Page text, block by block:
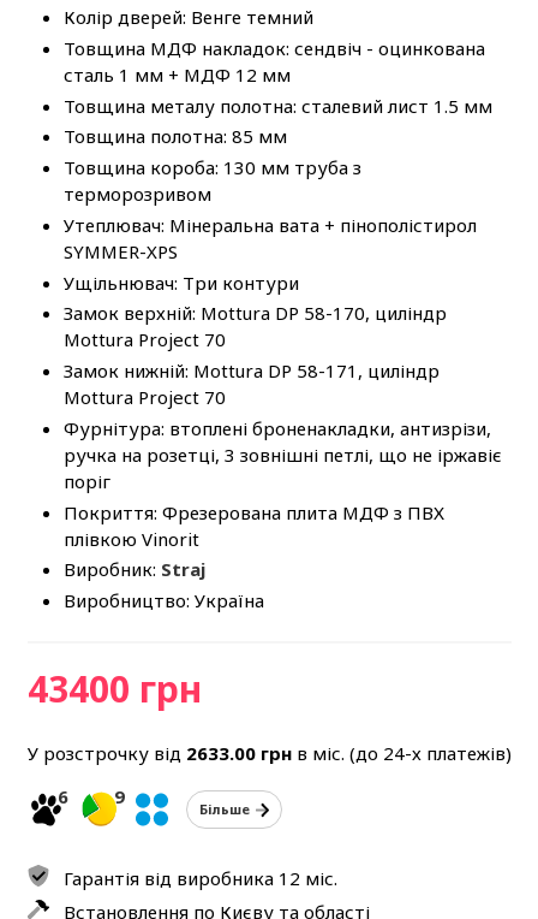
Колір дверей: Венге темний
Товщина МДФ накладок: сендвіч - оцинкована
сталь 1 мм + МДФ 12 мм
Товщина металу полотна: сталевий лист 1.5 мм
Товщина полотна: 85 мм
Товщина короба: 130 мм труба з
терморозривом
Утеплювач: Мінеральна вата + пінополістирол
SYMMER-XPS
Ущільнювач: Три контури
Замок верхній: Mottura DP 58-170, циліндр
Mottura Project 70
Замок нижній: Mottura DP 58-171, циліндр
Mottura Project 70
Фурнітура: втоплені броненакладки, антизрізи,
ручка на розетці, 3 зовнішні петлі, що не іржавіє
поріг
Покриття: Фрезерована плита МДФ з ПВХ
плівкою Vinorit
Виробник: Straj
Виробництво: Україна
43400 грн
У розстрочку від 2633.00грнв міс. (до 24-х платежів)
6
9
Більше
Гарантія від виробника 12 міс.
Встановлення по Києву та області